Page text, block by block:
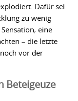
Dafür sei
zu wenig
eine
– die letzte
vor der
Beteigeuze